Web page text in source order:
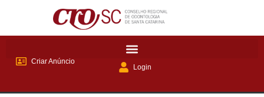
Criar Anúncio
Login